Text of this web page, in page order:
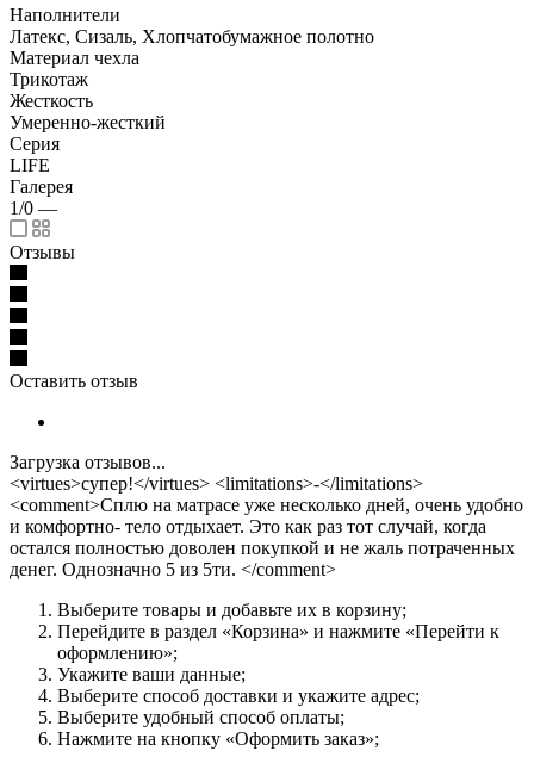
Наполнители
Латекс, Сизаль, Хлопчатобумажное полотно
Материал чехла
Трикотаж
Жесткость
Умеренно-жесткий
Серия
LIFE
Галерея
1/0 —
Отзывы
Оставить отзыв
Загрузка отзывов...
<virtues>супер!</virtues> <limitations>-</limitations>
<comment>Сплю на матрасе уже несколько дней, очень удобно
и комфортно- тело отдыхает. Это как раз тот случай, когда
остался полностью доволен покупкой и не жаль потраченных
денег. Однозначно 5 из 5ти. </comment>
Выберите товары и добавьте их в корзину;
Перейдите в раздел «Корзина» и нажмите «Перейти к
оформлению»;
Укажите ваши данные;
Выберите способ доставки и укажите адрес;
Выберите удобный способ оплаты;
Нажмите на кнопку «Оформить заказ»;